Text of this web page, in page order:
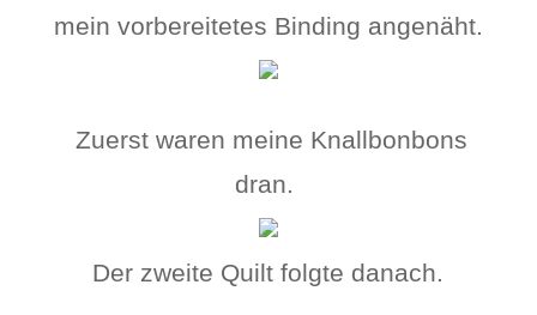
mein vorbereitetes Binding angenäht.
Zuerst waren meine Knallbonbons
dran.
Der zweite Quilt folgte danach.